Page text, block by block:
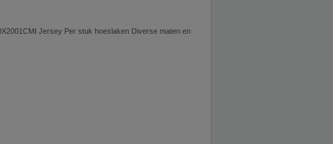
Jersey Per stuk hoeslaken Diverse maten en